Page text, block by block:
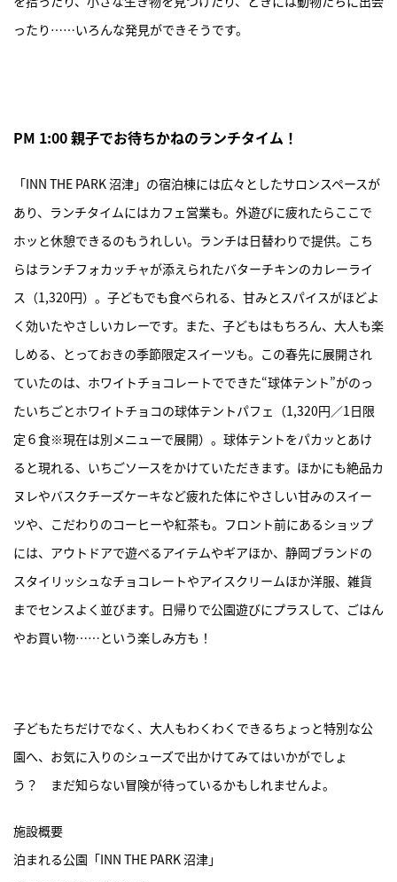
ったり……いろんな発見ができそうです。
PM 1:00 親子でお待ちかねのランチタイム！
「INN THE PARK 沼津」の宿泊棟には広々としたサロンスペースが
あり、ランチタイムにはカフェ営業も。外遊びに疲れたらここで
ホッと休憩できるのもうれしい。ランチは日替わりで提供。こち
らはランチフォカッチャが添えられたバターチキンのカレーライ
ス（1,320円）。子どもでも食べられる、甘みとスパイスがほどよ
く効いたやさしいカレーです。また、子どもはもちろん、大人も楽
しめる、とっておきの季節限定スイーツも。この春先に展開され
ていたのは、ホワイトチョコレートでできた“球体テント”がのっ
たいちごとホワイトチョコの球体テントパフェ（1,320円／1日限
定６食※現在は別メニューで展開）。球体テントをパカッとあけ
ると現れる、いちごソースをかけていただきます。ほかにも絶品カ
ヌレやバスクチーズケーキなど疲れた体にやさしい甘みのスイー
ツや、こだわりのコーヒーや紅茶も。フロント前にあるショップ
には、アウトドアで遊べるアイテムやギアほか、静岡ブランドの
スタイリッシュなチョコレートやアイスクリームほか洋服、雑貨
までセンスよく並びます。日帰りで公園遊びにプラスして、ごはん
やお買い物……という楽しみ方も！
子どもたちだけでなく、大人もわくわくできるちょっと特別な公
園へ、お気に入りのシューズで出かけてみてはいかがでしょ
う？ まだ知らない冒険が待っているかもしれませんよ。
施設概要
泊まれる公園「INN THE PARK 沼津」